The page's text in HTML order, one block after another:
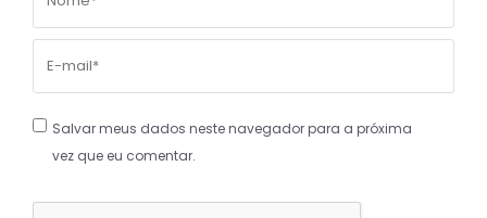
Salvar meus dados neste navegador para a próxima
vez que eu comentar.